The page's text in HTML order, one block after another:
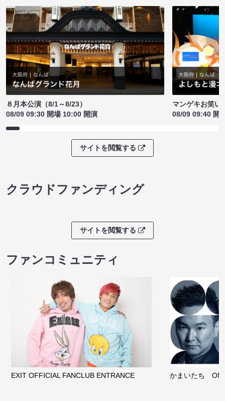
８月本公演（8/1～8/23）
08/09 09:30 開場 10:00 開演
マンゲキお笑い
08/09 09:40 開
サイトを閲覧する
クラウドファンディング
サイトを閲覧する
ファンコミュニティ
EXIT OFFICIAL FANCLUB ENTRANCE かまいたち